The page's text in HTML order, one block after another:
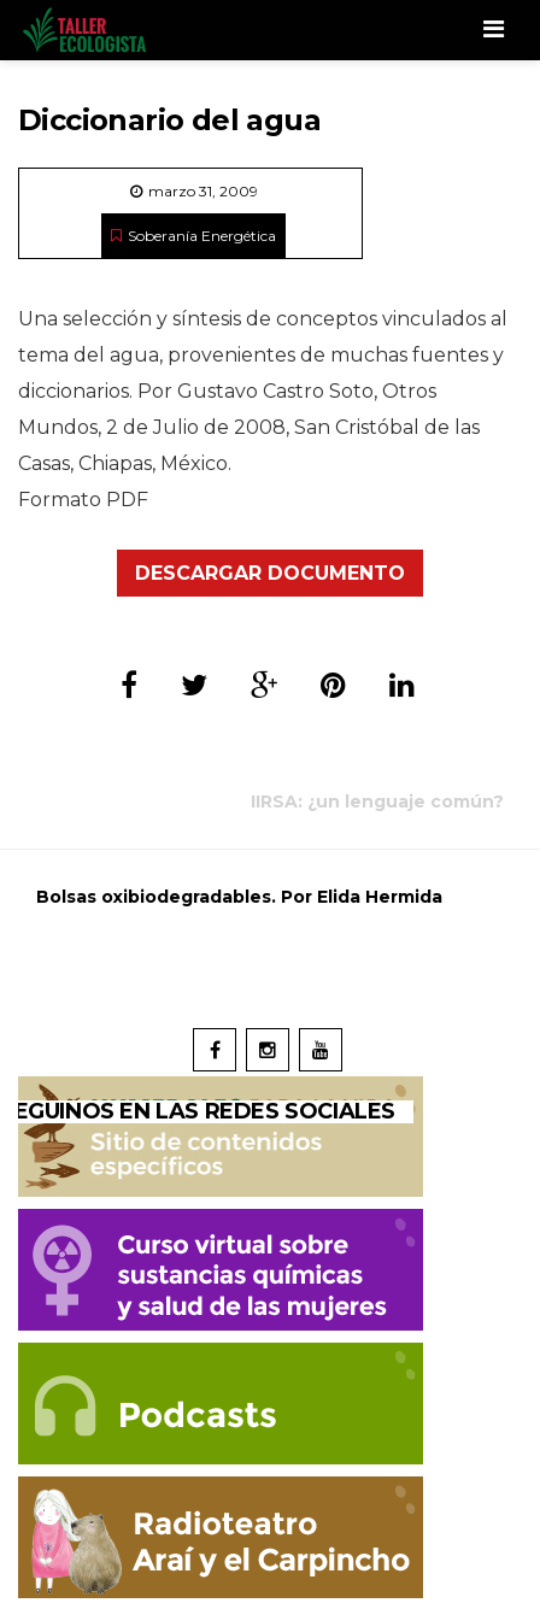
Diccionario del agua
marzo 31, 2009
Soberanía Energética
Una selección y síntesis de conceptos vinculados al
tema del agua, provenientes de muchas fuentes y
diccionarios. Por Gustavo Castro Soto, Otros
Mundos, 2 de Julio de 2008, San Cristóbal de las
Casas, Chiapas, México.
Formato PDF
DESCARGAR DOCUMENTO
IIRSA: ¿un lenguaje común?
Bolsas oxibiodegradables. Por Elida Hermida
SEGUINOS EN LAS REDES SOCIALES